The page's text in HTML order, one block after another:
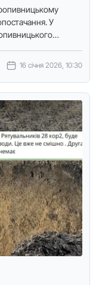
У
16 січня 2026, 10:30